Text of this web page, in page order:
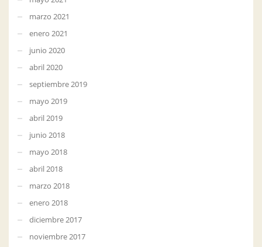
marzo 2021
enero 2021
junio 2020
abril 2020
septiembre 2019
mayo 2019
abril 2019
junio 2018
mayo 2018
abril 2018
marzo 2018
enero 2018
diciembre 2017
noviembre 2017